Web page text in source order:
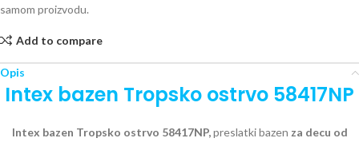
samom proizvodu.
Add to compare
Opis
Intex bazen Tropsko ostrvo 58417NP
Intex bazen Tropsko ostrvo 58417NP,preslatki bazen za decu od